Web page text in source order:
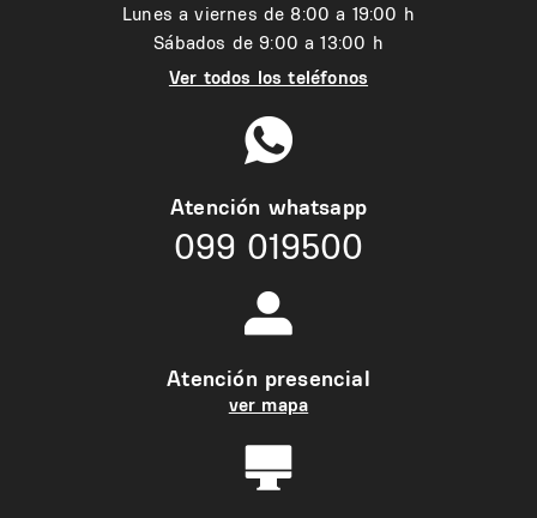
Lunes a viernes de 8:00 a 19:00 h
Sábados de 9:00 a 13:00 h
Ver todos los teléfonos
Atención whatsapp
099 019500
Atención presencial
ver mapa